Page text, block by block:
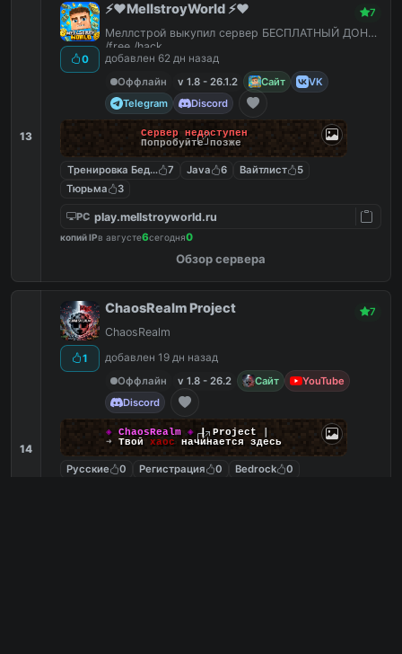
13
0
⚡️❤️MellstroyWorld ⚡️❤️ 7
Меллстрой выкупил сервер БЕСПЛАТНЫЙ ДОНАТ
/free /hack
добавлен 62 дн назад
Оффлайн
v 1.8 - 26.1.2 Сайт
VK
Telegram
Discord
Сервер недоступен
Попробуйте позже
Тренировка Бед Варс
7 Java 6 Вайтлист
5
Тюрьма
3
PC play.mellstroyworld.ru
копий IPв августе6сегодня0
Обзор сервера
14
1
ChaosRealm Project 7
ChaosRealm
добавлен 19 дн назад
Оффлайн
v 1.8 - 26.2 Сайт
YouTube
Discord
◈ ChaosRealm ◈┃ Project
➜ Твой хаос начинается здесь
Русские 0 Регистрация 0 Bedrock
0